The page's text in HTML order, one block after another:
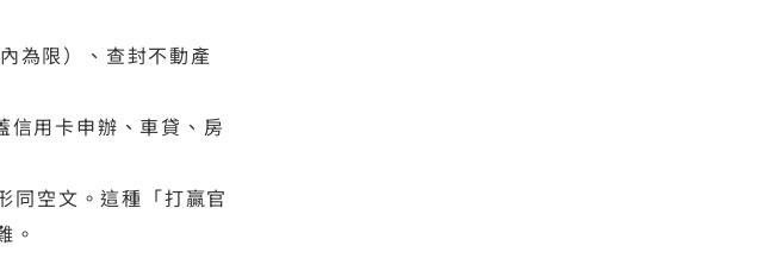
為限）、查封不動產
信用卡申辦、車貸、房
同空文。這種「打贏官
。